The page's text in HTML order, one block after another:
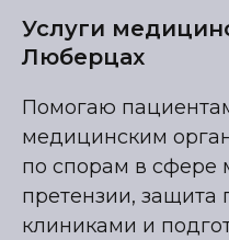
Услуги
Люберцах
Помогаю
медицинским
по спорам в
претензии, защита
клиниками и